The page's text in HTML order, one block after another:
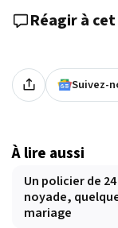
Réagir à
Suivez-
À lire aussi
Un policier de
noyade,
mariage